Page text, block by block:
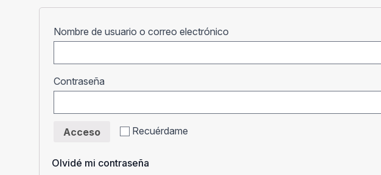
Nombre de usuario o correo electrónico
Contraseña
Recuérdame
Acceso
Olvidé mi contraseña